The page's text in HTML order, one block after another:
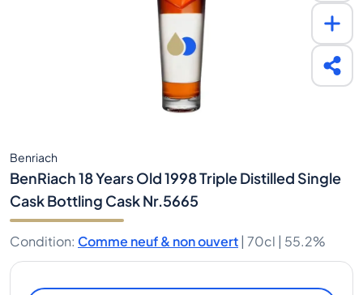
Benriach
BenRiach 18 Years Old 1998 Triple Distilled Single
Cask Bottling Cask Nr.5665
Condition: Comme neuf & non ouvert | 70cl | 55.2%